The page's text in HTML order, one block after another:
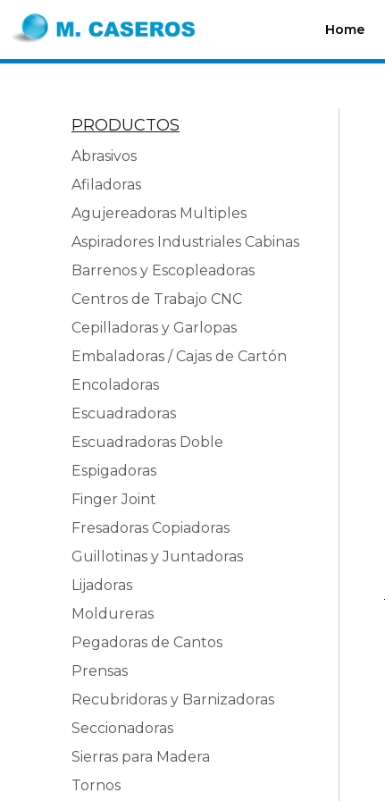
Home
PRODUCTOS
Abrasivos
Afiladoras
Agujereadoras Multiples
Aspiradores Industriales Cabinas
Barrenos y Escopleadoras
Centros de Trabajo CNC
Cepilladoras y Garlopas
Embaladoras / Cajas de Cartón
Encoladoras
Escuadradoras
Escuadradoras Doble
Espigadoras
Finger Joint
Fresadoras Copiadoras
Guillotinas y Juntadoras
Lijadoras
Moldureras
Pegadoras de Cantos
Prensas
Recubridoras y Barnizadoras
Seccionadoras
Sierras para Madera
Tornos